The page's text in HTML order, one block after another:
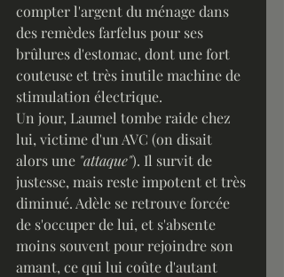
compter l'argent du ménage dans
des remèdes farfelus pour ses
brûlures d'estomac, dont une fort
couteuse et très inutile machine de
stimulation électrique.
Un jour, Laumel tombe raide chez
lui, victime d'un AVC (on disait
alors une "attaque"). Il survit de
justesse, mais reste impotent et très
diminué. Adèle se retrouve forcée
de s'occuper de lui, et s'absente
moins souvent pour rejoindre son
amant, ce qui lui coûte d'autant